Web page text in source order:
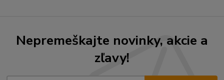
Nepremeškajte novinky, akcie a
zľavy!